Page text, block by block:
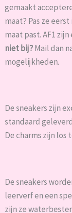
gemaakt
maat? Pas ze
maat past. AF1
niet bij?Mail dan
mogelijkheden.
De sneakers zijn
standaard
De charms zijn los
De sneakers
leerverf en een
zijn ze